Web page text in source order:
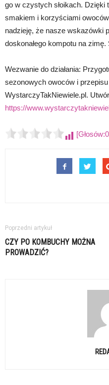
go w czystych słoikach. Dzięki
smakiem i korzyściami
nadzieję, że nasze wskazówki
doskonałego kompotu na zimę.
Wezwanie do działania:
sezonowych owoców i
WystarczyTakNiewiele.pl.
https://
Poprzedni artykuł
CZY PO KOMBUCHY MOŻNA
PROWADZIĆ?